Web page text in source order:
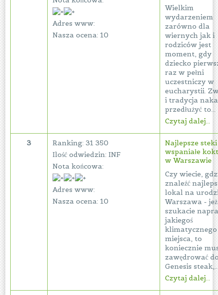
Adres www:
Nasza ocena: 10
Wielkim
wydarzeniem
zarówno dla
wiernych jak i
rodziców jest
moment, gdy
dziecko
raz w pełni
uczestniczy w
eucharystii.
i tradycja
przedłużyć to...
Czytaj dalej...
3
Ranking: 31 350
Ilość odwiedzin: INF
Nota końcowa:
Adres www:
Nasza ocena: 10
Najlepsze
wspaniałe
w Warszawie
Czy wiecie,
znaleźć
lokal na
Warszawa -
szukacie
jakiegoś
klimatycznego
miejsca, to
koniecznie
zawędrować
Genesis
Czytaj dalej...